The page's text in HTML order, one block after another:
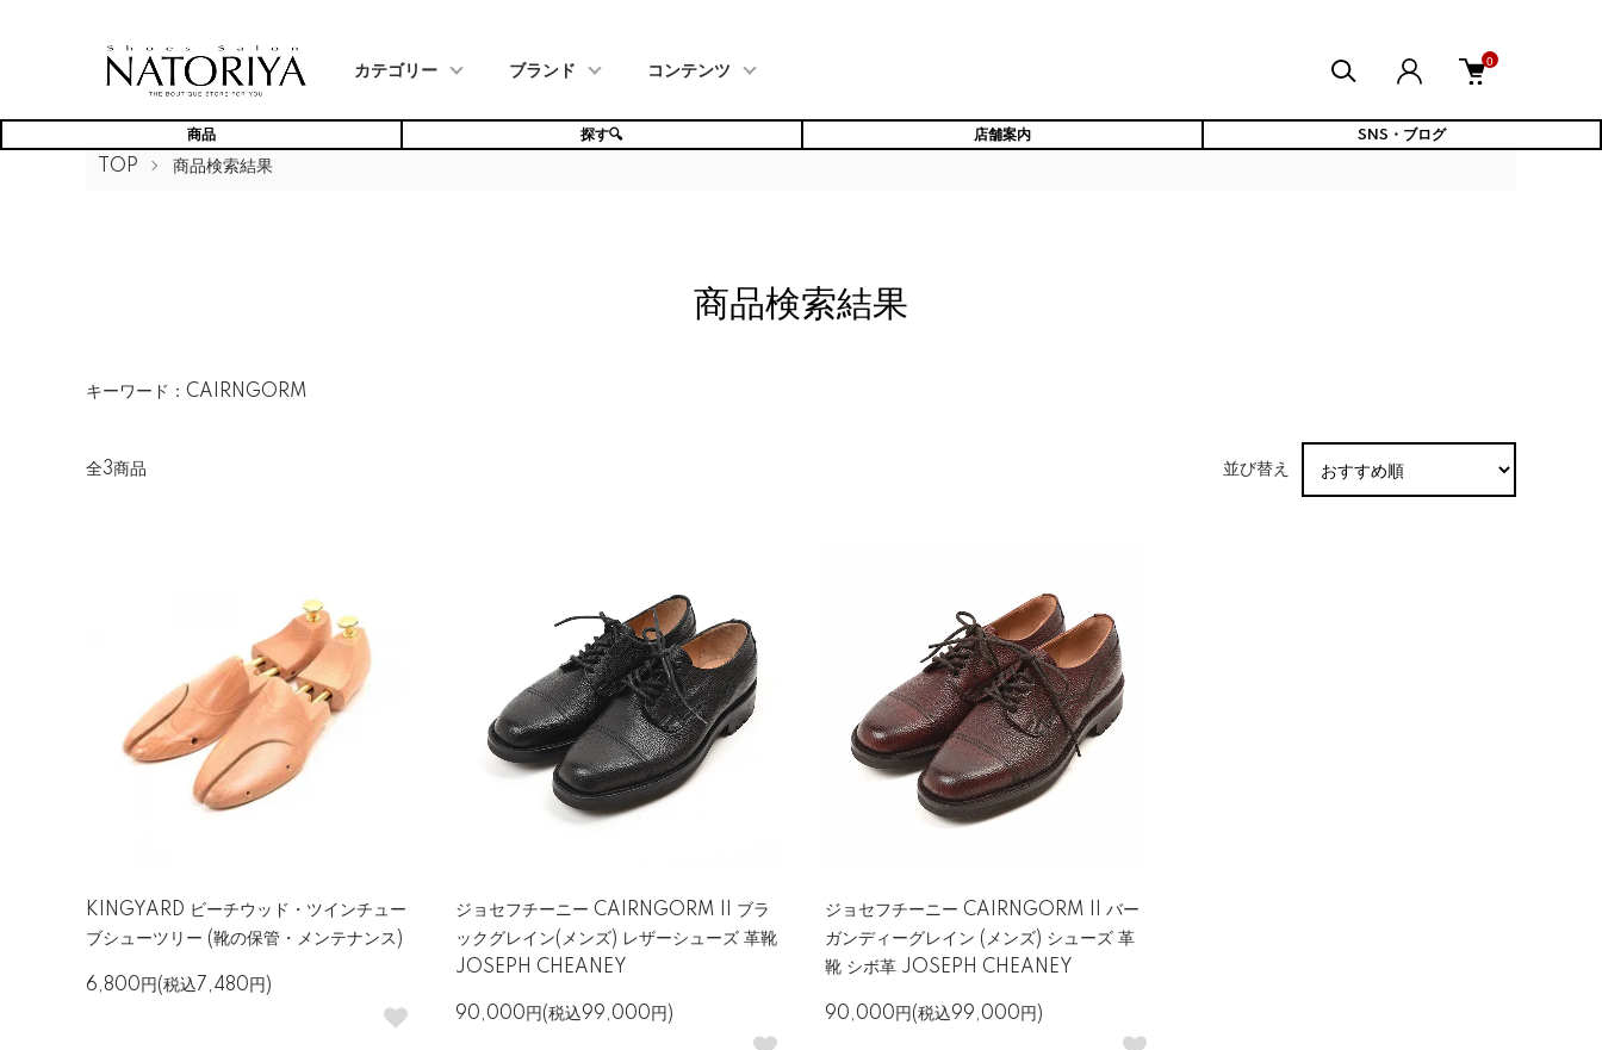
カテゴリー ブランド コンテンツ
0
商品 探す🔍 店舗案内 SNS・ブログ
TOP 商品検索結果
商品検索結果
キーワード：CAIRNGORM
全3商品 並び替え
KINGYARD ビーチウッド・ツインチュー
ブシューツリー (靴の保管・メンテナンス)
6,800円(税込7,480円)
ジョセフチーニー CAIRNGORM II ブラ
ックグレイン(メンズ) レザーシューズ 革靴
JOSEPH CHEANEY
90,000円(税込99,000円)
ジョセフチーニー CAIRNGORM II バー
ガンディーグレイン (メンズ) シューズ 革
靴 シボ革 JOSEPH CHEANEY
90,000円(税込99,000円)